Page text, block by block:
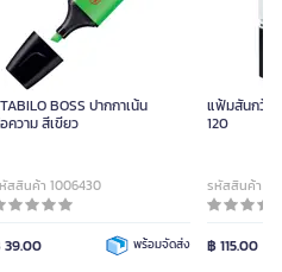
BOSS ปากกาเน้น
ความ สีเขียว
สสินค้า 1006430
39.00 พร้อมจัดส่ง
แฟ้มสันกว้าง
120
รหัสสินค้า
฿ 115.00